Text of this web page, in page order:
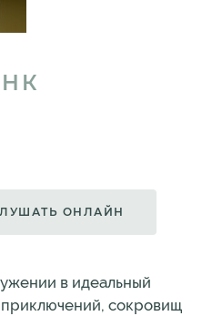
ОНЛАЙН
в идеальный
сокровищ